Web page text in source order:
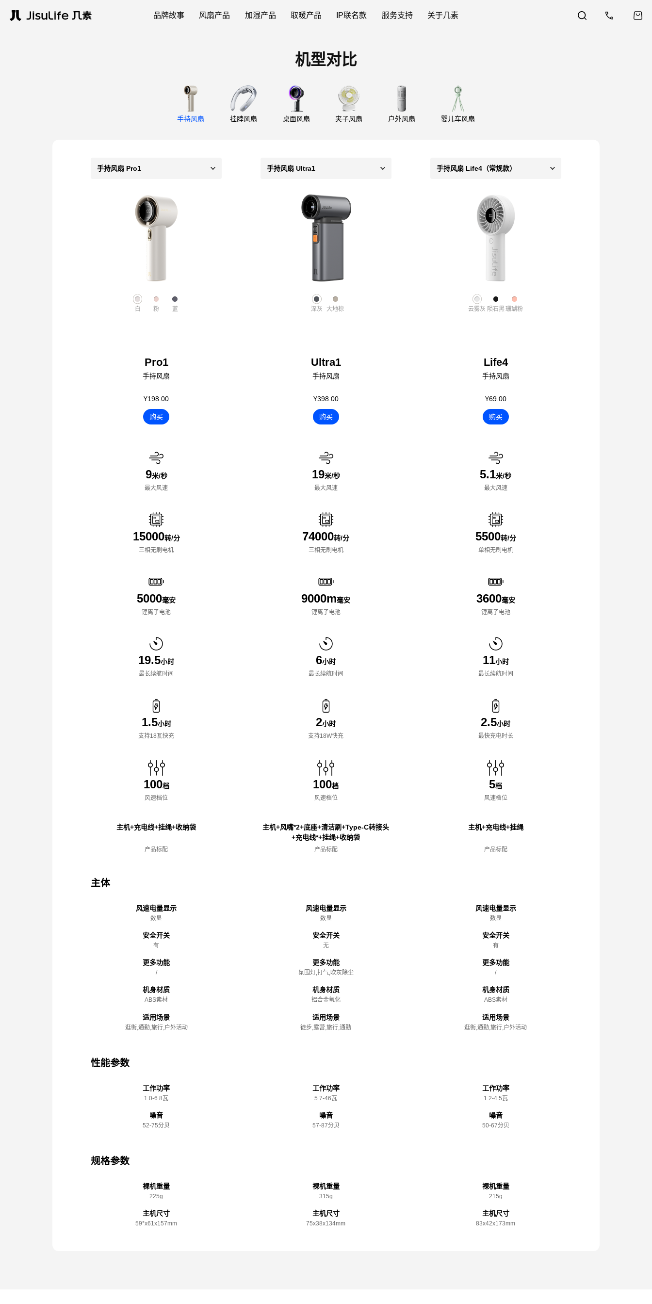
品牌故事 风扇产品 加湿产品 取暖产品 IP联名款 服务支持 关于几素
机型对比
手持风扇 挂脖风扇 桌面风扇 夹子风扇 户外风扇 婴儿车风扇
手持风扇 Pro1
白 粉 蓝
Pro1
手持风扇
¥198.00
购买
9米/秒
最大风速
15000转/分
三相无刷电机
5000毫安
锂离子电池
19.5小时
最长续航时间
1.5小时
支持18瓦快充
100档
风速档位
主机+充电线+挂绳+收纳袋
产品标配
主体
风速电量显示
数显
安全开关
有
更多功能
/
机身材质
ABS素材
适用场景
逛街,通勤,旅行,户外活动
性能参数
工作功率
1.0-6.8瓦
噪音
52-75分贝
规格参数
裸机重量
225g
主机尺寸
59*x️61x️157mm
手持风扇 Ultra1
深灰 大地棕
Ultra1
手持风扇
¥398.00
购买
19米/秒
最大风速
74000转/分
三相无刷电机
9000m毫安
锂离子电池
6小时
最长续航时间
2小时
支持18W快充
100档
风速档位
主机+风嘴*2+底座+清洁刷+Type-C转接头
+充电线*+挂绳+收纳袋
产品标配
风速电量显示
数显
安全开关
无
更多功能
氛围灯,打气,吹灰除尘
机身材质
铝合金氧化
适用场景
徒步,露营,旅行,通勤
工作功率
5.7-46瓦
噪音
57-87分贝
裸机重量
315g
主机尺寸
75x️38x️134mm
手持风扇 Life4（常规款）
云雾灰 陨石黑珊瑚粉
Life4
手持风扇
¥69.00
购买
5.1米/秒
最大风速
5500转/分
单相无刷电机
3600毫安
锂离子电池
11小时
最长续航时间
2.5小时
最快充电时长
5档
风速档位
主机+充电线+挂绳
产品标配
风速电量显示
数显
安全开关
有
更多功能
/
机身材质
ABS素材
适用场景
逛街,通勤,旅行,户外活动
工作功率
1.2-4.5瓦
噪音
50-67分贝
裸机重量
215g
主机尺寸
83x️42x️173mm